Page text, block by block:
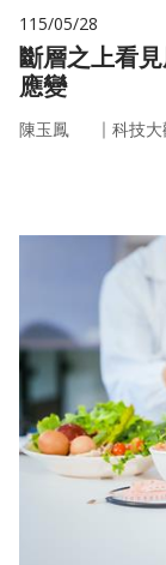
115/05/28
斷層之上看
應變
陳玉鳳 ｜ 科技